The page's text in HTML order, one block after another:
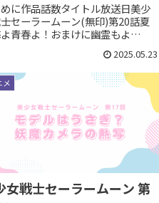
に作品話数タイトル放送日美少
セーラームーン(無印)第20話夏
青春よ！おまけに幽霊もよ
08/01今回はセーラー戦士の物語
ては箸休め回かと思います。変身
ト その1：サキコちゃんとお父さ
変化セーラー戦士の...
2025.05.23
メ
女戦士セーラームーン 第